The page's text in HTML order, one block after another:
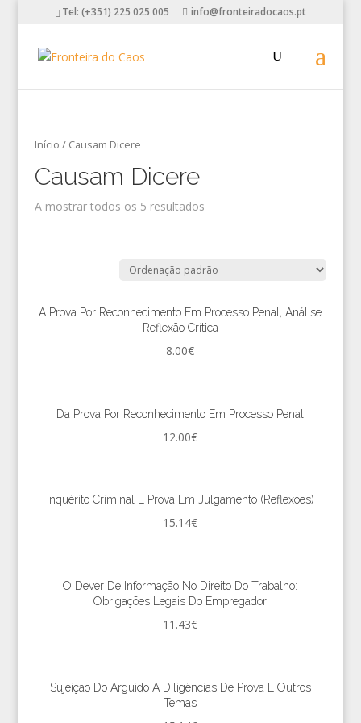
Tel: (+351) 225 025 005 info@fronteiradocaos.pt
Início / Causam Dicere
Causam Dicere
A mostrar todos os 5 resultados
A Prova Por Reconhecimento Em Processo Penal, Análise
Reflexão Crítica
8.00€
Da Prova Por Reconhecimento Em Processo Penal
12.00€
Inquérito Criminal E Prova Em Julgamento (Reflexões)
15.14€
O Dever De Informação No Direito Do Trabalho:
Obrigações Legais Do Empregador
11.43€
Sujeição Do Arguido A Diligências De Prova E Outros
Temas